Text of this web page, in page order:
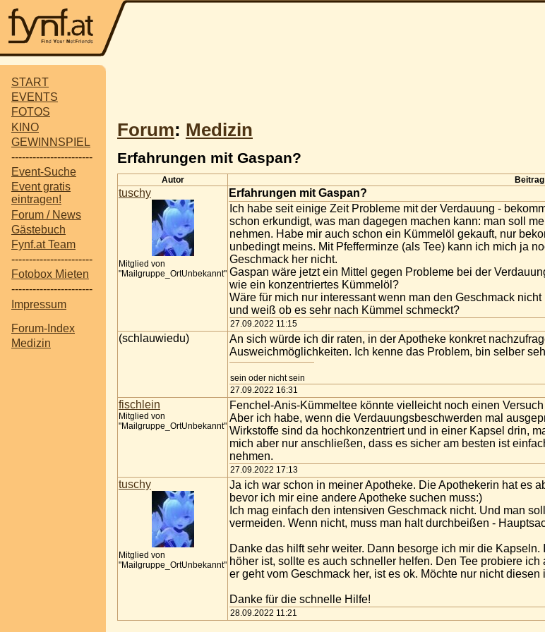
START
EVENTS
FOTOS
KINO
GEWINNSPIEL
-----------------------
Event-Suche
Event gratis
eintragen!
Forum / News
Gästebuch
Fynf.at Team
-----------------------
Fotobox Mieten
-----------------------
Impressum
Forum-Index
Medizin
Forum: Medizin
Erfahrungen mit Gaspan?
Autor Beitrag
tuschy
Mitglied von
"Mailgruppe_OrtUnbekannt"
Erfahrungen mit Gaspan?
Ich habe seit einige Zeit Probleme mit der Verdauung -
schon erkundigt, was man dagegen machen kann: man soll
nehmen. Habe mir auch schon ein Kümmelöl gekauft, nur
unbedingt meins. Mit Pfefferminze (als Tee) kann ich mich ja
Geschmack her nicht.
Gaspan wäre jetzt ein Mittel gegen Probleme bei der
wie ein konzentriertes Kümmelöl?
Wäre für mich nur interessant wenn man den Geschmack
und weiß ob es sehr nach Kümmel schmeckt?
27.09.2022 11:15
(schlauwiedu)
An sich würde ich dir raten, in der Apotheke konkret
Ausweichmöglichkeiten. Ich kenne das Problem, bin selber
sein oder nicht sein
27.09.2022 16:31
fischlein
Mitglied von
"Mailgruppe_OrtUnbekannt"
Fenchel-Anis-Kümmeltee könnte vielleicht noch einen
Aber ich habe, wenn die Verdauungsbeschwerden mal
Wirkstoffe sind da hochkonzentriert und in einer Kapsel drin,
mich aber nur anschließen, dass es sicher am besten ist
nehmen.
27.09.2022 17:13
tuschy
Mitglied von
"Mailgruppe_OrtUnbekannt"
Ja ich war schon in meiner Apotheke. Die Apothekerin hat es
bevor ich mir eine andere Apotheke suchen muss:)
Ich mag einfach den intensiven Geschmack nicht. Und man
vermeiden. Wenn nicht, muss man halt durchbeißen -
Danke das hilft sehr weiter. Dann besorge ich mir die
höher ist, sollte es auch schneller helfen. Den Tee probiere
er geht vom Geschmack her, ist es ok. Möchte nur nicht
Danke für die schnelle Hilfe!
28.09.2022 11:21